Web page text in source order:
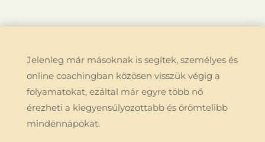
Jelenleg már másoknak is segítek, személyes és
online coachingban közösen visszük végig a
folyamatokat, ezáltal már egyre több nő
érezheti a kiegyensúlyozottabb és örömtelibb
mindennapokat.